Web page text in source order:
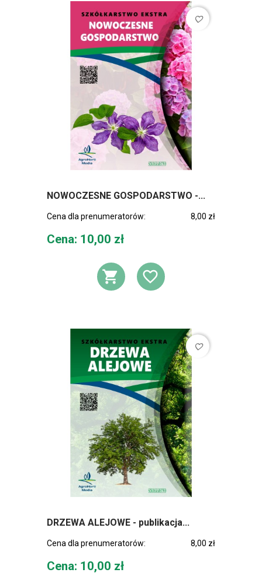
favorite_border
NOWOCZESNE GOSPODARSTWO -...
Cena dla prenumeratorów: 8,00 zł
Cena
Cena: 10,00 zł
DODAJ DO
DODAJ DO
favorite_border
DRZEWA ALEJOWE - publikacja...
Cena dla prenumeratorów: 8,00 zł
Cena
Cena: 10,00 zł